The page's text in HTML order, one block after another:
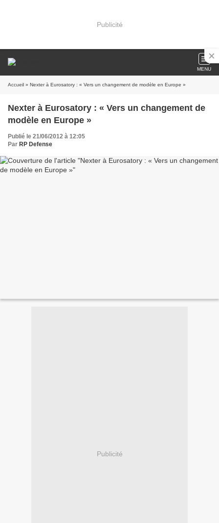
Publicité
MENU
Accueil » Nexter à Eurosatory : « Vers un changement de modèle en Europe »
Nexter à Eurosatory : « Vers un changement de
modèle en Europe »
Publié le 21/06/2012 à 12:05
Par RP Defense
Publicité